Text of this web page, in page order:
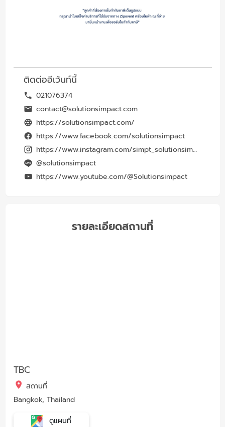
ติดต่ออีเว้นท์นี้
021076374
contact@solutionsimpact.com
https://solutionsimpact.com/
https://www.facebook.com/solutionsimpact
https://www.instagram.com/simpt_solutionsimpact
@solutionsimpact
https://www.youtube.com/@Solutionsimpact
รายละเอียดสถานที่
TBC
สถานที่
Bangkok, Thailand
ดูแผนที่